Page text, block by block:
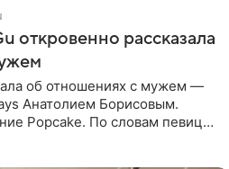
откровенно рассказала
об отношениях с мужем —
Анатолием Борисовым.
Popcake. По словам певицы,